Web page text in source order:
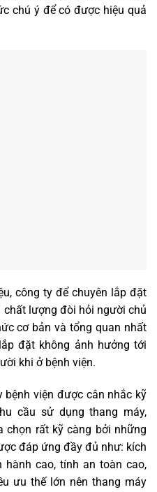
chú ý để có được hiệu quả
công ty để chuyên lắp đặt
lượng đòi hỏi người chủ
cơ bản và tổng quan nhất
đặt không ảnh hưởng tới
khi ở bệnh viện.
bệnh viện được cân nhắc kỹ
cầu sử dụng thang máy,
chọn rất kỹ càng bởi những
đáp ứng đầy đủ như: kích
hành cao, tính an toàn cao,
ưu thế lớn nên thang máy